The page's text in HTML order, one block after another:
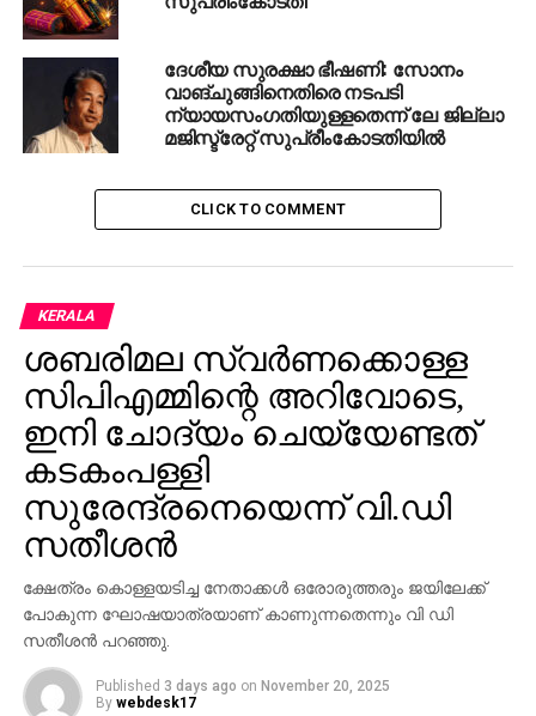
ദേശീയ സുരക്ഷാ ഭീഷണി: സോനം
വാങ്ചുങ്ങിനെതിരെ നടപടി
ന്യായസംഗതിയുള്ളതെന്ന് ലേ ജില്ലാ
മജിസ്ട്രേറ്റ് സുപ്രീംകോടതിയില്‍
CLICK TO COMMENT
KERALA
ശബരിമല സ്വര്‍ണക്കൊള്ള
സിപിഎമ്മിന്റെ അറിവോടെ,
ഇനി ചോദ്യം ചെയ്യേണ്ടത്
കടകംപള്ളി
സുരേന്ദ്രനെയെന്ന് വി.ഡി
സതീശന്‍
ക്ഷേത്രം കൊള്ളയടിച്ച നേതാക്കള്‍ ഒരോരുത്തരും ജയിലേക്ക്
പോകുന്ന ഘോഷയാത്രയാണ് കാണുന്നതെന്നും വി ഡി
സതീശന്‍ പറഞ്ഞു.
Published 3 days ago on November 20, 2025
By webdesk17